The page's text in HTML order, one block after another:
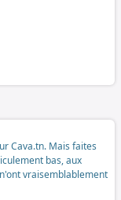
Cava.tn. Mais faites
bas, aux
vraisemblablement